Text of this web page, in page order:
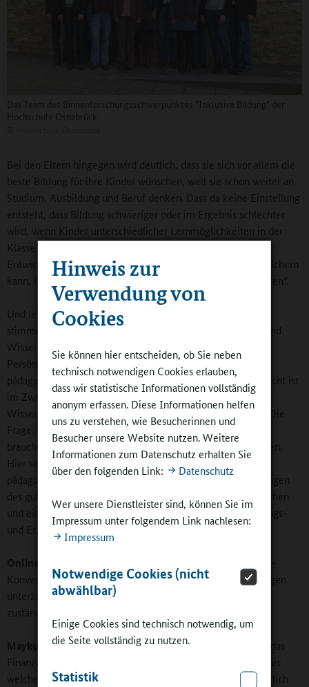
Hinweis zur
Verwendung von
Cookies
Sie können hier entscheiden, ob Sie neben
technisch notwendigen Cookies erlauben,
dass wir statistische Informationen vollständig
anonym erfassen. Diese Informationen helfen
uns zu verstehen, wie Besucherinnen und
Besucher unsere Website nutzen. Weitere
Informationen zum Datenschutz erhalten Sie
über den folgenden Link:
Datenschutz
Wer unsere Dienstleister sind, können Sie im
Impressum unter folgendem Link nachlesen:
Impressum
Notwendige Cookies (nicht
abwählbar)
Einige Cookies sind technisch notwendig, um
die Seite vollständig zu nutzen.
Statistik
Bei den Eltern hingegen wird deutlich, dass sie sich vor allem die
beste Bildung für ihre Kinder wünschen, weil sie schon weiter an
Studium, Ausbildung und Beruf denken. Dass da keine Einstellung
entsteht, dass Bildung schwieriger oder im Ergebnis schlechter
wird, wenn Kinder unterschiedlicher Lernmöglichkeiten in der
Klasse sitzen, sondern dass das sogar den Erfolg und die
Entwicklung des eigenen Kindes in vielfacher Hinsicht bereichern
kann, ist auch eine Zukunftsfrage „des Wandels in den Köpfen“.
Und letztlich sollte diese Erfahrung alle Beteiligten kritisch
stimmen, denn es ist ein Hinweis darauf, dass wir Bildung und
Wissen immer mehr voneinander entkoppeln:
Persönlichkeitsentwicklung als Bildungsziel und Anliegen
pädagogischer Arbeit scheint zur Kür erklärt zu werden, Pflicht ist
im Zweifelsfalle die Vermittlung von im Beruf verwertbares
Wissen, das man messen, bewerten, prognostizieren kann. Die
Frage, welches Wissen und welche Bildung die Gesellschaft
braucht, scheint gegenwärtig nur einseitig bedacht zu werden.
Hier sollten wir dringend für ein ausgewogeneres Bild
pädagogischer Arbeit und die Verständigung über Vorstellungen
des guten Zusammenlebens, der Entwicklung junger Menschen
und einer positiven Pädagogik in Schulen sowie allen Bildungs-
und Erziehungsinstitutionen werben.
Online-Redaktion:
Konvention über die Rechte von Menschen mit Behinderungen
unterzeichnet hat, sich aber niemand für die Finanzierung
zuständig fühlt.
Maykus:
Das wird in der Tat sehr stark diskutiert, nicht nur das
Finanzielle betreffend, sondern unter der Fragestellung, unter
welchen Rahmenbedingungen Inklusion eigentlich gut möglich